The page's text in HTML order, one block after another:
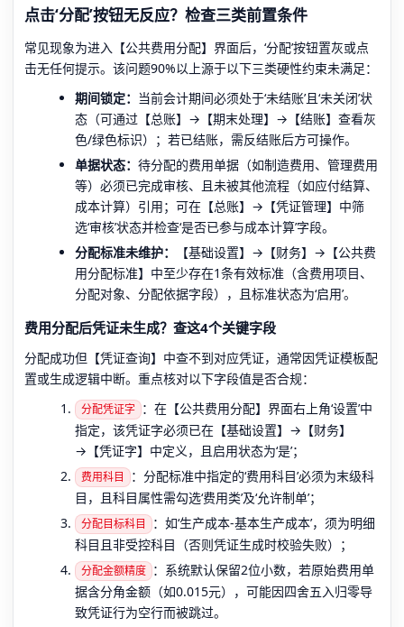
点击‘分配’按钮无反应？检查三类前置条件
常见现象为进入【公共费用分配】界面后，‘分配’按钮置灰或点
击无任何提示。该问题90%以上源于以下三类硬性约束未满足：
期间锁定： 当前会计期间必须处于‘未结账’且‘未关闭’状
态（可通过【总账】→【期末处理】→【结账】查看灰
色/绿色标识）；若已结账，需反结账后方可操作。
单据状态： 待分配的费用单据（如制造费用、管理费用
等）必须已完成审核、且未被其他流程（如应付结算、
成本计算）引用；可在【总账】→【凭证管理】中筛
选‘审核’状态并检查‘是否已参与成本计算’字段。
分配标准未维护：
【基础设置】→【财务】→【公共费
用分配标准】中至少存在1条有效标准（含费用项目、
分配对象、分配依据字段），且标准状态为‘启用’。
费用分配后凭证未生成？查这4个关键字段
分配成功但【凭证查询】中查不到对应凭证，通常因凭证模板配
置或生成逻辑中断。重点核对以下字段值是否合规：
分配凭证字
：在【公共费用分配】界面右上角‘设置’中
指定，该凭证字必须已在【基础设置】→【财务】
→【凭证字】中定义，且启用状态为‘是’；
费用科目
：分配标准中指定的‘费用科目’必须为末级科
目，且科目属性需勾选‘费用类’及‘允许制单’；
分配目标科目
：如‘生产成本-基本生产成本’，须为明细
科目且非受控科目（否则凭证生成时校验失败）；
分配金额精度
：系统默认保留2位小数，若原始费用单
据含分角金额（如0.015元），可能因四舍五入归零导
致凭证行为空行而被跳过。